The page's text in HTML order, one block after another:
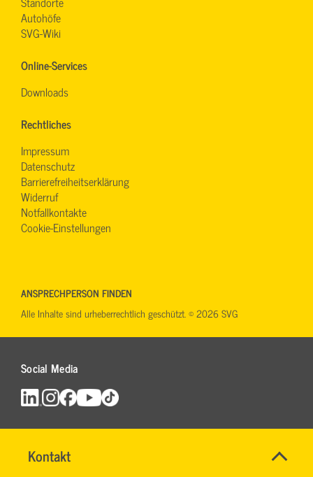
Kontakt
SVG
Name*
Autohöfe
SVG-Wiki
Online-Services
Downloads
Rechtliches
Impressum
Datenschutz
Barrierefreiheitserklärung
Widerruf
Notfallkontakte
Cookie-Einstellungen
Social Media
ANSPRECHPERSON FINDEN
Alle Inhalte sind urheberrechtlich geschützt. © 2026 SVG